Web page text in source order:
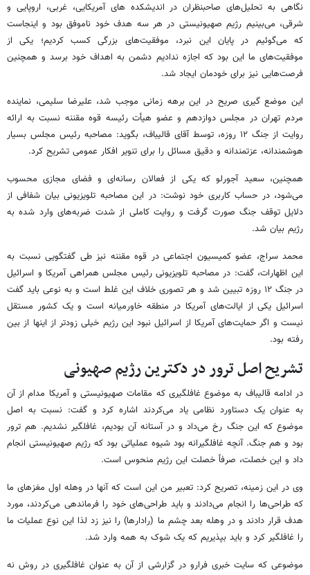
نگاهی به تحلیل‌های صاحبنظران در اندیشکده های آمریکایی، غربی، اروپایی و
شرقی، می‌بینیم رژیم صهیونیستی در هر سه هدف خود ناموفق بود و اینجاست
که می‌گوئیم در پایان این نبرد، موفقیت‌های بزرگی کسب کردیم؛ یکی از
موفقیت‌های ما این بود که اجازه ندادیم دشمن به اهداف خود برسد و همچنین
فرصت‌هایی نیز برای خودمان ایجاد شد.
این موضع گیری صریح در این برهه زمانی موجب شد، علیرضا سلیمی، نماینده
مردم تهران در مجلس دوازدهم و عضو هیأت رئیسه قوه مقننه نسبت به ارائه
روایت از جنگ ۱۲ روزه، توسط آقای قالیباف، بگوید: مصاحبه رئیس مجلس بسیار
هوشمندانه، عزتمندانه و دقیق مسائل را برای تنویر افکار عمومی تشریح کرد.
همچنین، سعید آجورلو که یکی از فعالان رسانه‌ای و فضای مجازی محسوب
می‌شود، در حساب کاربری خود نوشت: در این مصاحبه تلویزیونی بیان شفافی از
دلایل توقف جنگ صورت گرفت و روایت کاملی از شدت ضربه‌های وارد شده به
رژیم بیان شد.
محمد سراج، عضو کمیسیون اجتماعی در قوه مقننه نیز طی گفتگویی نسبت به
این اظهارات، گفت: در مصاحبه تلویزیونی رئیس مجلس همراهی آمریکا و اسرائیل
در جنگ ۱۲ روزه تبیین شد و هر تصوری خلاف این غلط است و به نوعی باید گفت
اسرائیل یکی از ایالت‌های آمریکا در منطقه خاورمیانه است و یک کشور مستقل
نیست و اگر حمایت‌های آمریکا از اسرائیل نبود این رژیم خیلی زودتر از اینها از بین
رفته بود.
تشریح اصل ترور در دکترین رژیم صهیونی
در ادامه قالیباف به موضوع غافلگیری که مقامات صهیونیستی و آمریکا مدام از آن
به عنوان یک دستاورد نظامی یاد می‌کردند اشاره کرد و گفت: نسبت به اصل
موضوع که این جنگ رخ می‌داد و در آستانه آن بودیم، غافلگیر نشدیم. هم ترور
بود و هم جنگ. آنچه غافلگیرانه بود شیوه عملیاتی بود که رژیم صهیونیستی انجام
داد و این خصلت، صرفاً خصلت این رژیم منحوس است.
وی در این زمینه، تصریح کرد: تعبیر من این است که آنها در وهله اول مغزهای ما
که طراحی‌ها را انجام می‌دادند و باید طراحی‌های خود را فرماندهی می‌کردند، مورد
هدف قرار دادند و در وهله بعد چشم ما (رادارها) را نیز زد لذا این نوع عملیات ما
را غافلگیر کرد و باید بپذیریم که یک شوک به همه وارد شد.
موضوعی که سایت خبری فرارو در گزارشی از آن به عنوان غافلگیری در روش نه